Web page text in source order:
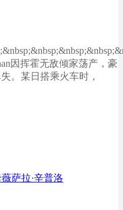
因挥霍无敌倾家荡产，豪
。某日搭乘火车时，
萨拉·辛普洛